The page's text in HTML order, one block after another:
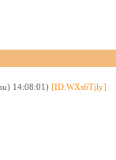
14:08:01) [ID:WXs6Tjly]